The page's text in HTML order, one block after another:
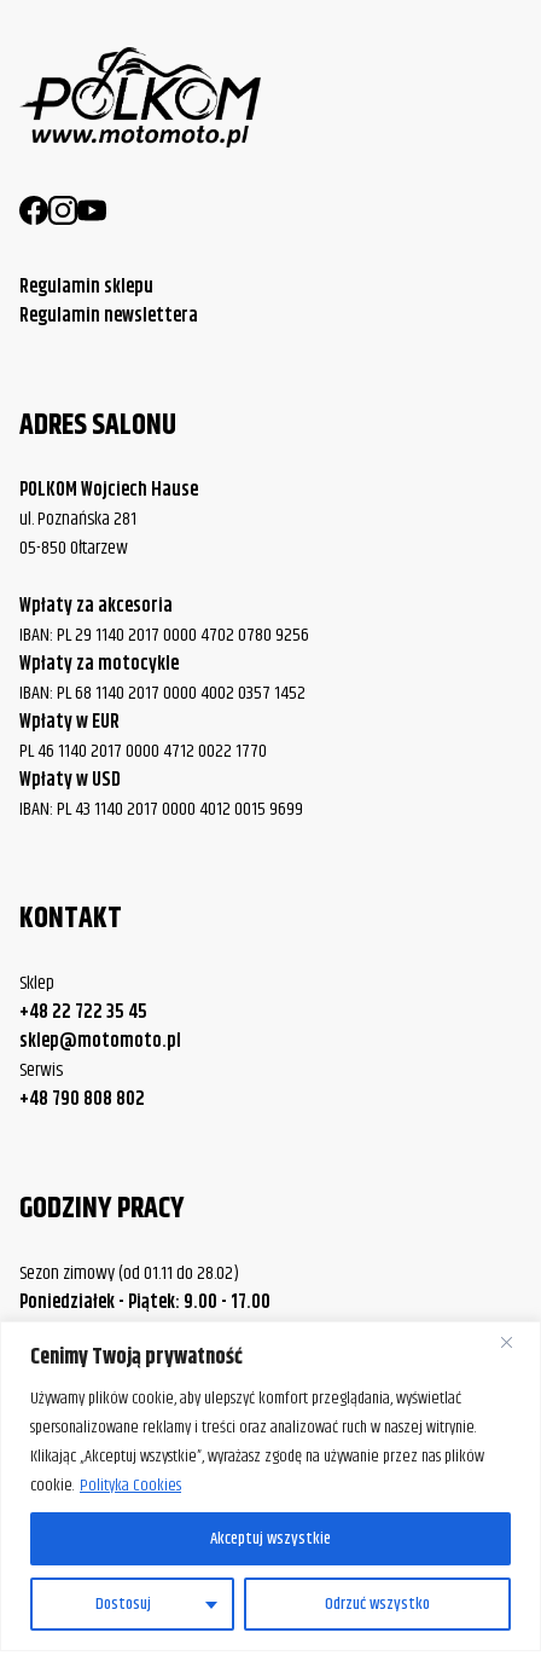
Cenimy Twoją prywatność
Używamy plików cookie, aby ulepszyć komfort przeglądania, wyświetlać
spersonalizowane reklamy i treści oraz analizować ruch w naszej witrynie.
Klikając „Akceptuj wszystkie”, wyrażasz zgodę na używanie przez nas plików
cookie. Polityka Cookies
Dostosuj Odrzuć wszystko
Akceptuj wszystkie
Regulamin sklepu
Regulamin newslettera
ADRES SALONU
POLKOM Wojciech Hause
ul. Poznańska 281
05-850 Ołtarzew
Wpłaty za akcesoria
IBAN: PL 29 1140 2017 0000 4702 0780 9256
Wpłaty za motocykle
IBAN: PL 68 1140 2017 0000 4002 0357 1452
Wpłaty w EUR
PL 46 1140 2017 0000 4712 0022 1770
Wpłaty w USD
IBAN: PL 43 1140 2017 0000 4012 0015 9699
KONTAKT
Sklep
+48 22 722 35 45
sklep@motomoto.pl
Serwis
+48 790 808 802
GODZINY PRACY
Sezon zimowy (od 01.11 do 28.02)
Poniedziałek - Piątek: 9.00 - 17.00
Sezon letni (od 01.03 do 31.10)
Poniedziałek / Środa / Piątek: 9.00 - 17.00
Wtorek / Czwartek: 9.00 - 20.00
Sobota: 9.00 - 14.00
W razie potrzeby istnieje możliwość umówienia spotkania
poza standardowymi godzinami pracy naszej firmy.
Prosimy o wcześniejszy kontakt, aby ustalić dogodny termin.